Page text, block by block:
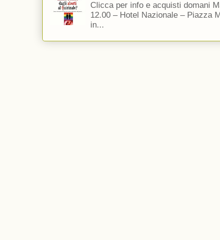
Clicca per info e acquisti domani
12.00 – Hotel Nazionale – Piazza
in...